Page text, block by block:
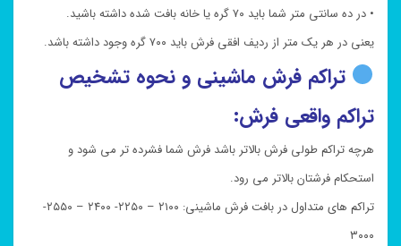
• در ده سانتی متر شما باید ۷۰ گره یا خانه بافت شده داشته باشید.
یعنی در هر یک متر از ردیف افقی فرش باید ۷۰۰ گره وجود داشته باشد.
تراکم فرش ماشینی و نحوه تشخیص
تراکم واقعی فرش:
هرچه تراکم طولی فرش بالاتر باشد فرش شما فشرده تر می شود و
استحکام فرشتان بالاتر می رود.
تراکم های متداول در بافت فرش ماشینی: ۲۱۰۰ – ۲۲۵۰- ۲۴۰۰ – ۲۵۵۰-
۳۰۰۰